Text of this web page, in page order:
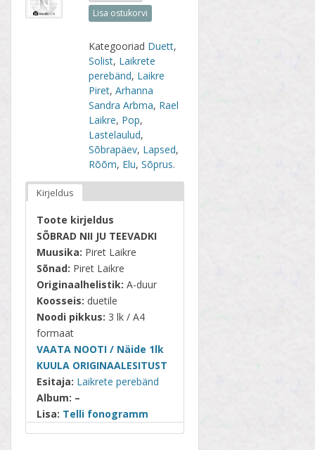
Lisa ostukorvi
Kategooriad Duett,
Solist, Laikrete
perebänd, Laikre
Piret,Arhanna
Sandra Arbma, Rael
Laikre, Pop,
Lastelaulud,
Sõbrapäev, Lapsed,
Rõõm, Elu,Sõprus.
Kirjeldus
Toote kirjeldus
SÕBRAD NII JU TEEVADKI
Muusika: Piret Laikre
Sõnad: Piret Laikre
Originaalhelistik: A-duur
Koosseis: duetile
Noodi pikkus: 3 lk / A4
formaat
VAATA NOOTI / Näide 1lk
KUULA ORIGINAALESITUST
Esitaja: Laikrete perebänd
Album: –
Lisa: Telli fonogramm